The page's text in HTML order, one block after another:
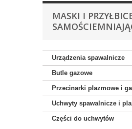
MASKI I
Urządzenia spawalnicze
Butle gazowe
Przecinarki plazmowe i
Uchwyty spawalnicze i
Części do uchwytów